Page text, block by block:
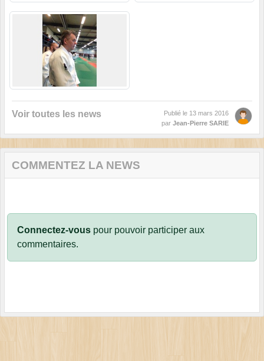
Voir toutes les news Publié le 13 mars 2016
par Jean-Pierre SARIE
COMMENTEZ LA NEWS
Connectez-vous pour pouvoir participer aux
commentaires.